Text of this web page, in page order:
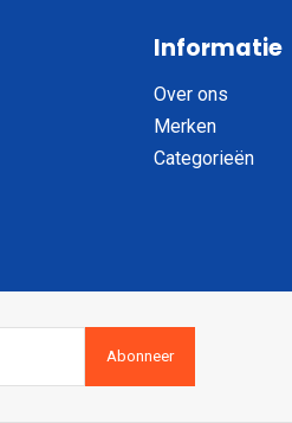
Informatie
Over ons
Merken
Categorieën
Abonneer